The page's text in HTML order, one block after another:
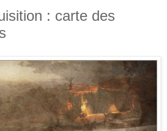
: carte des